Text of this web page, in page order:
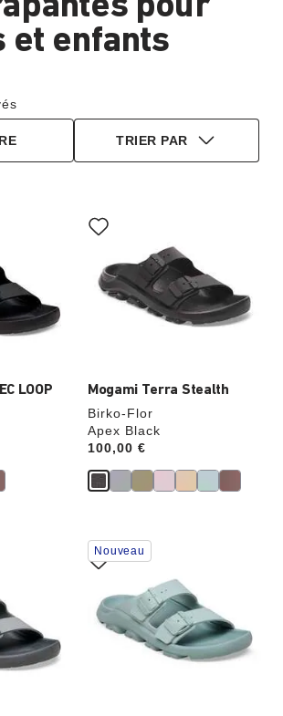
pour
et enfants
TRIER PAR
LOOP
Mogami Terra Stealth
Birko-Flor
Apex Black
Price:
100,00 €
sur
les
échantillons
couleurs
modifiera
Cliquer
sur
les
échantillons
couleurs
modifiera
Nouveau